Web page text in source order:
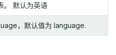
。 默认为英语
，默认值为 language.